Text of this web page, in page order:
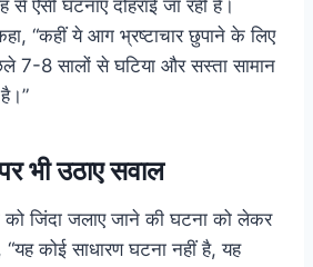
से ऐसी घटनाएं दोहराई जा रही हैं।
“कहीं ये आग भ्रष्टाचार छुपाने के लिए
7-8 सालों से घटिया और सस्ता सामान
भी उठाए सवाल
जिंदा जलाए जाने की घटना को लेकर
कोई साधारण घटना नहीं है, यह